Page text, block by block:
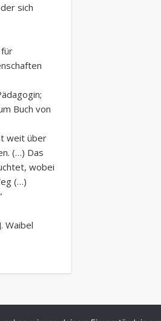
sich
für
Buch von
weit über
(…) Das
wobei
(…)
Waibel